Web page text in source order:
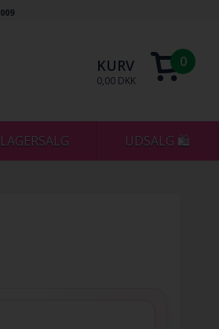
KURV
0,00 DKK
0
LAGERSALG UDSALG 🛍